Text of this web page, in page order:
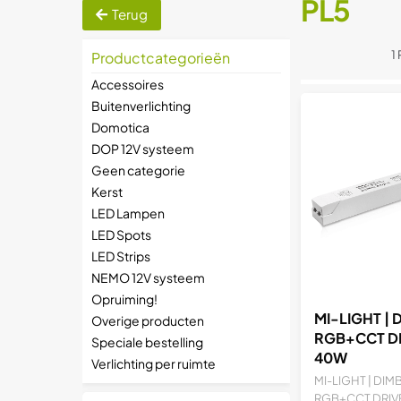
Terug
Productcategorieën
Accessoires
Buitenverlichting
Domotica
DOP 12V systeem
Geen categorie
Kerst
LED Lampen
LED Spots
LED Strips
NEMO 12V systeem
Opruiming!
Overige producten
Speciale bestelling
Verlichting per ruimte
PL5
1
MI-LIGHT |
RGB+CCT
40W
MI-LIGHT |
RGB+CCT